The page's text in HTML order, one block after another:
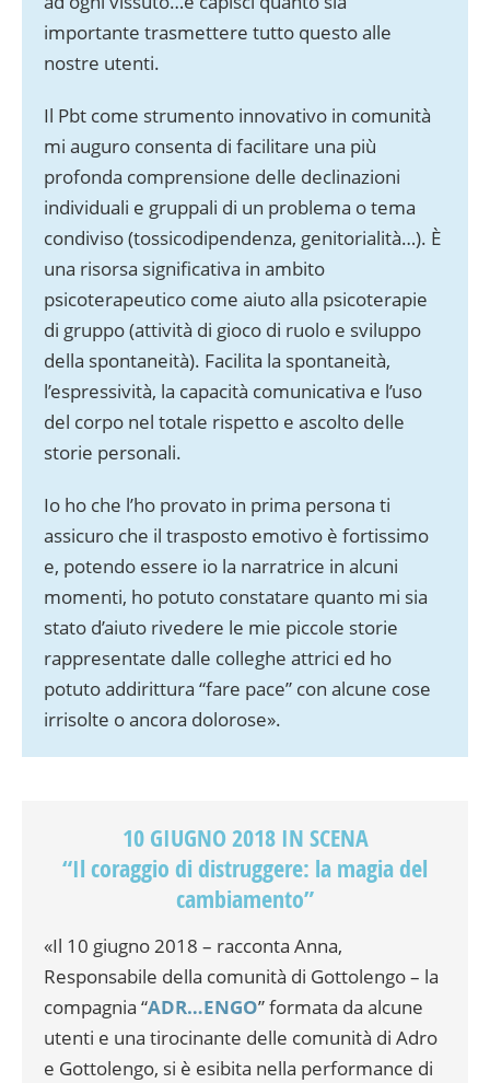
importante trasmettere tutto questo alle
nostre utenti.
Il Pbt come strumento innovativo in comunità
mi auguro consenta di facilitare una più
profonda comprensione delle declinazioni
individuali e gruppali di un problema o tema
condiviso (tossicodipendenza, genitorialità…). È
una risorsa significativa in ambito
psicoterapeutico come aiuto alla psicoterapie
di gruppo (attività di gioco di ruolo e sviluppo
della spontaneità). Facilita la spontaneità,
l’espressività, la capacità comunicativa e l’uso
del corpo nel totale rispetto e ascolto delle
storie personali.
Io ho che l’ho provato in prima persona ti
assicuro che il trasposto emotivo è fortissimo
e, potendo essere io la narratrice in alcuni
momenti, ho potuto constatare quanto mi sia
stato d’aiuto rivedere le mie piccole storie
rappresentate dalle colleghe attrici ed ho
potuto addirittura “fare pace” con alcune cose
irrisolte o ancora dolorose».
10 GIUGNO 2018 IN SCENA
“Il coraggio di distruggere: la magia del
cambiamento”
«Il 10 giugno 2018 – racconta Anna,
Responsabile della comunità di Gottolengo – la
compagnia “ADR…ENGO” formata da alcune
utenti e una tirocinante delle comunità di Adro
e Gottolengo, si è esibita nella performance di